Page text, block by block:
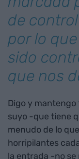
de
por lo
sido
que nos
Digo y
suyo -que tiene
menudo de lo
horripilantes
la entrada -no